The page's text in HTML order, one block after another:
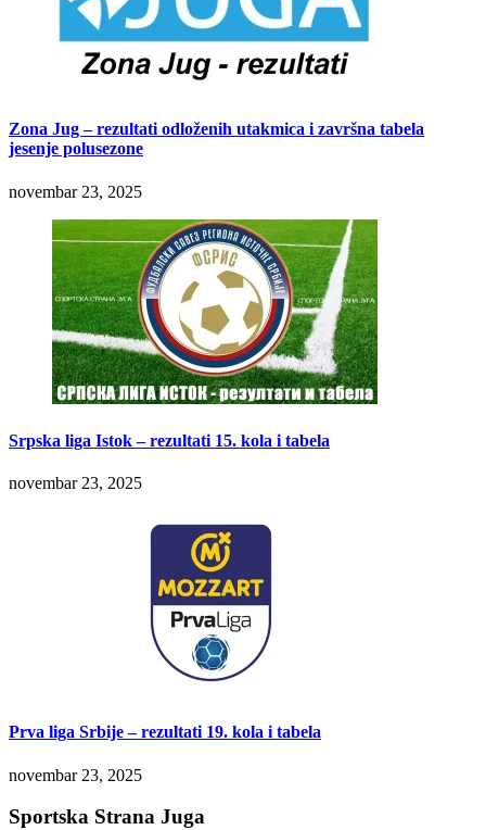
Zona Jug – rezultati odloženih utakmica i završna tabela
jesenje polusezone
novembar 23, 2025
Srpska liga Istok – rezultati 15. kola i tabela
novembar 23, 2025
Prva liga Srbije – rezultati 19. kola i tabela
novembar 23, 2025
Sportska Strana Juga